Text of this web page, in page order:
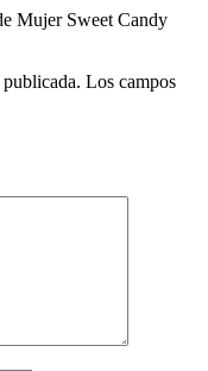
Mujer Sweet Candy
Los campos